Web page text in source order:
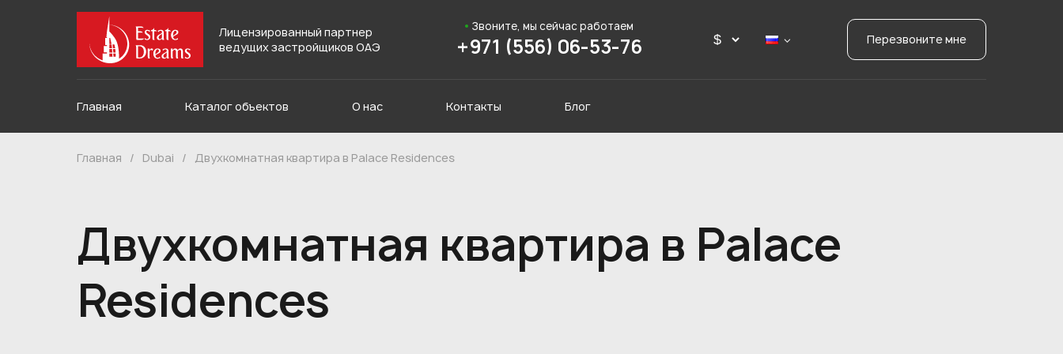
Лицензированный партнер
ведущих застройщиков ОАЭ
Звоните, мы сейчас работаем
+971 (556) 06-53-76 Перезвоните мне
Главная Каталог объектов О нас Контакты Блог
Главная / Dubai / Двухкомнатная квартира в Palace Residences
Двухкомнатная квартира в Palace
Residences